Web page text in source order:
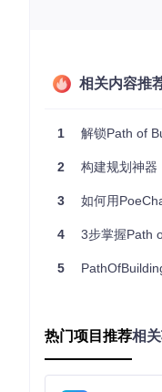
性能调优：利用
扩展插件支持 ：
：对于
的"微服务架构"，
图2：不同类型珠
相关内容推
1 解锁Path of
2 构建规划神器
3 如何用PoeCharm
4 3步掌握Path
5
热门项目推荐相